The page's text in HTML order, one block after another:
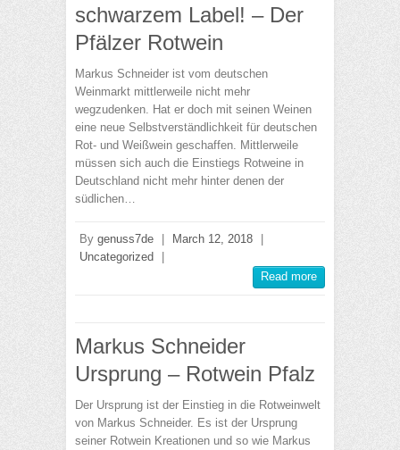
schwarzem Label! – Der
Pfälzer Rotwein
Markus Schneider ist vom deutschen
Weinmarkt mittlerweile nicht mehr
wegzudenken. Hat er doch mit seinen Weinen
eine neue Selbstverständlichkeit für deutschen
Rot- und Weißwein geschaffen. Mittlerweile
müssen sich auch die Einstiegs Rotweine in
Deutschland nicht mehr hinter denen der
südlichen…
By genuss7de | March 12, 2018
|
Uncategorized
|
Read more
Markus Schneider
Ursprung – Rotwein Pfalz
Der Ursprung ist der Einstieg in die Rotweinwelt
von Markus Schneider. Es ist der Ursprung
seiner Rotwein Kreationen und so wie Markus